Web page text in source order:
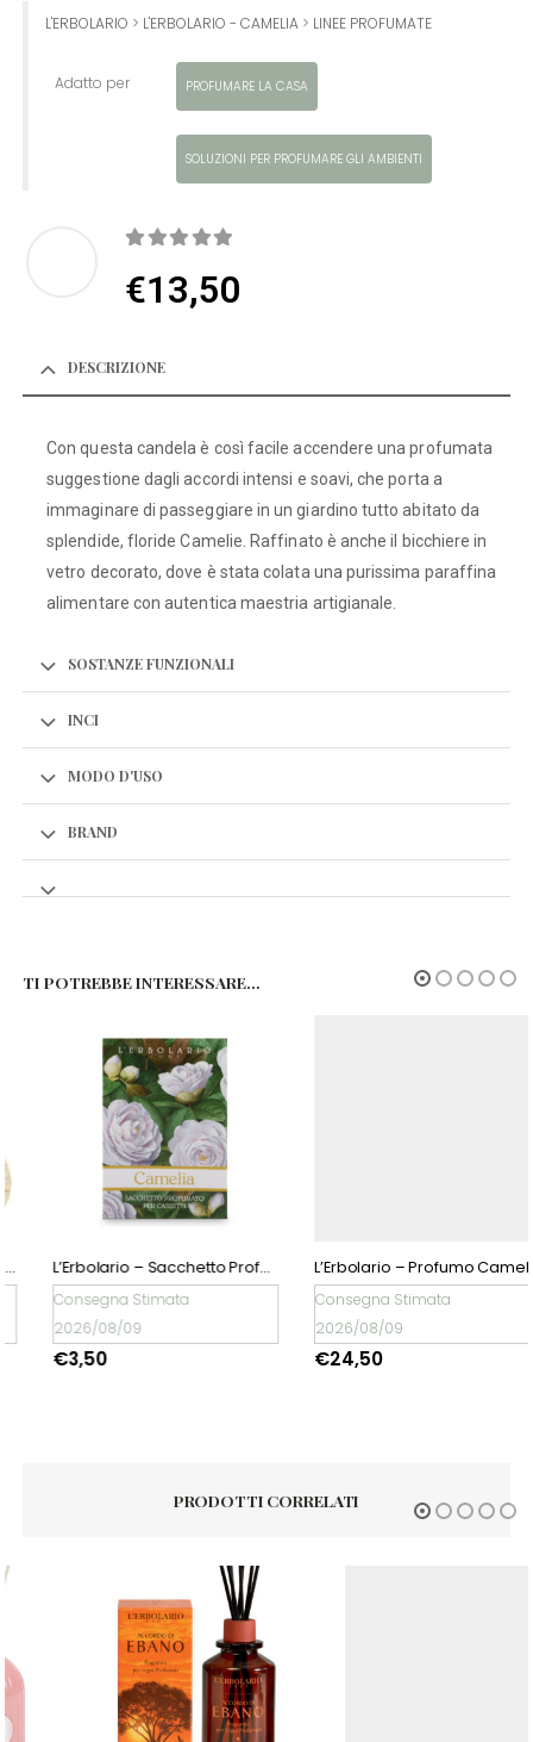
L'ERBOLARIO > L'ERBOLARIO - CAMELIA> LINEE PROFUMATE
Adatto per PROFUMARE LA CASA
SOLUZIONI PER PROFUMARE GLI AMBIENTI
€13,50
DESCRIZIONE
Con questa candela è così facile accendere una profumata
suggestione dagli accordi intensi e soavi, che porta a
immaginare di passeggiare in un giardino tutto abitato da
splendide, floride Camelie. Raffinato è anche il bicchiere in
vetro decorato, dove è stata colata una purissima paraffina
alimentare con autentica maestria artigianale.
SOSTANZE FUNZIONALI
INCI
MODO D'USO
BRAND
TI POTREBBE INTERESSARE…
L’Erbolario – Sacchetto Profumato per Cassetti Camelia
Consegna Stimata
2026/08/09
3,50
L’Erbolario – Profumo Camelia
Consegna Stimata
2026/08/09
24,50
PRODOTTI CORRELATI